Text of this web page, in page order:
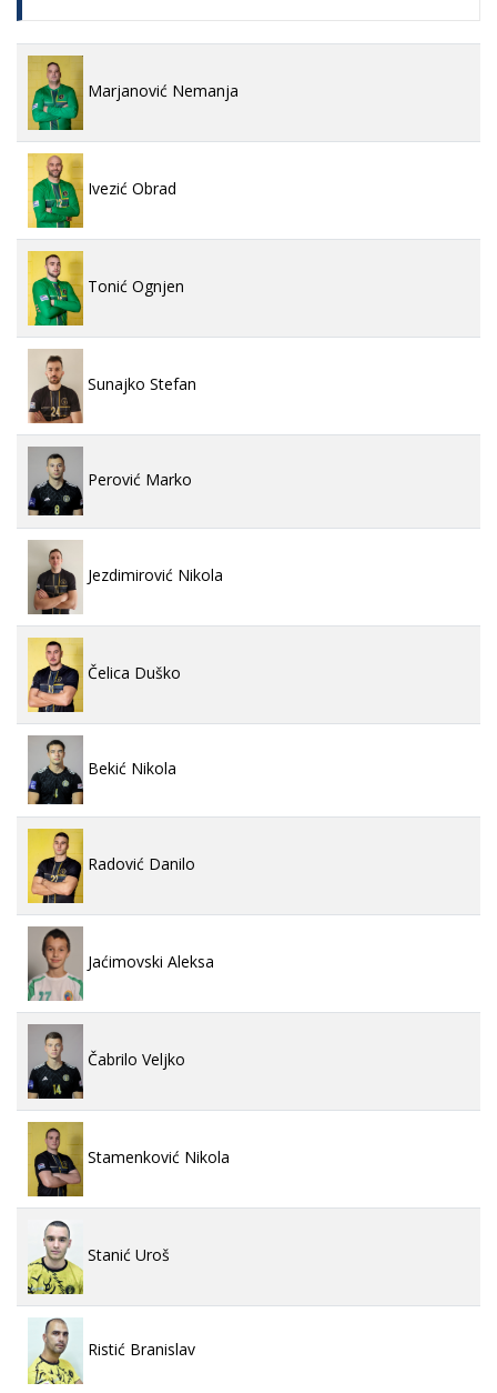
Marjanović Nemanja
Ivezić Obrad
Tonić Ognjen
Sunajko Stefan
Perović Marko
Jezdimirović Nikola
Čelica Duško
Bekić Nikola
Radović Danilo
Jaćimovski Aleksa
Čabrilo Veljko
Stamenković Nikola
Stanić Uroš
Ristić Branislav